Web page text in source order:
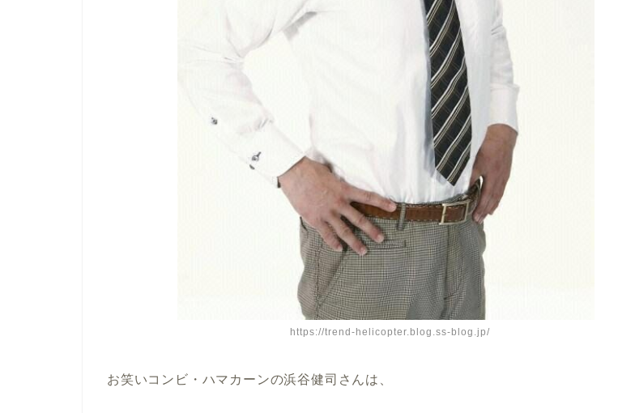
https://trend-helicopter.blog.ss-blog.jp/
お笑いコンビ・ハマカーンの浜谷健司さんは、